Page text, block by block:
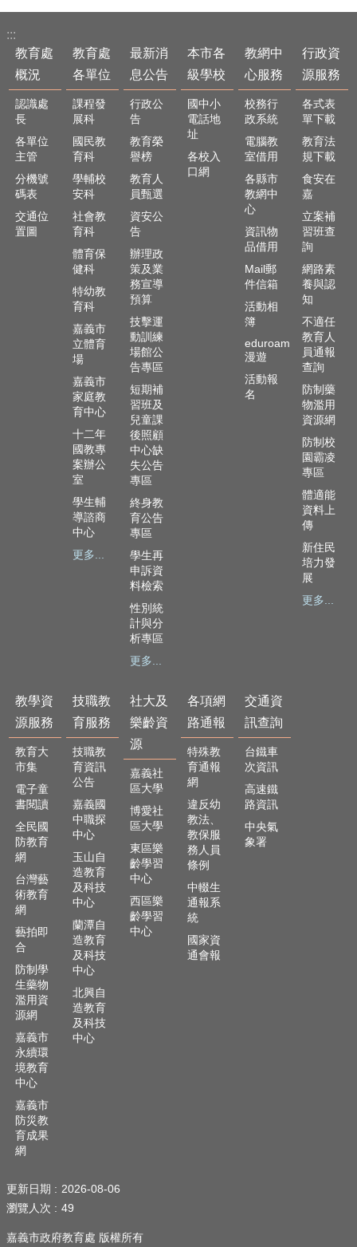
交
通
資
訊
查
詢
回
頁
嘉
義
政
策
:::
教育處
概況
認識處
長
各單位
主管
分機號
碼表
交通位
置圖
教育處
各單位
課程發
展科
國民教
育科
學輔校
安科
社會教
育科
體育保
健科
特幼教
育科
嘉義市
立體育
場
嘉義市
家庭教
育中心
十二年
國教專
案辦公
室
學生輔
導諮商
中心
更多...
最新消
息公告
行政公
告
教育榮
譽榜
教育人
員甄選
資安公
告
辦理政
策及業
務宣導
預算
技擊運
動訓練
場館公
告專區
短期補
習班及
兒童課
後照顧
中心缺
失公告
專區
終身教
育公告
專區
學生再
申訴資
料檢索
性別統
計與分
析專區
更多...
本市各
級學校
國中小
電話地
址
各校入
口網
教網中
心服務
校務行
政系統
電腦教
室借用
各縣市
教網中
心
資訊物
品借用
Mail郵
件信箱
活動相
簿
eduroam
漫遊
活動報
名
行政資
源服務
各式表
單下載
教育法
規下載
食安在
嘉
立案補
習班查
詢
網路素
養與認
知
不適任
教育人
員通報
查詢
防制藥
物濫用
資源網
防制校
園霸凌
專區
體適能
資料上
傳
新住民
培力發
展
更多...
教學資
源服務
教育大
市集
電子童
書閱讀
全民國
防教育
網
台灣藝
術教育
網
藝拍即
合
防制學
生藥物
濫用資
源網
嘉義市
永續環
境教育
中心
嘉義市
防災教
育成果
網
技職教
育服務
技職教
育資訊
公告
嘉義國
中職探
中心
玉山自
造教育
及科技
中心
蘭潭自
造教育
及科技
中心
北興自
造教育
及科技
中心
社大及
樂齡資
源
嘉義社
區大學
博愛社
區大學
東區樂
齡學習
中心
西區樂
齡學習
中心
各項網
路通報
特殊教
育通報
網
違反幼
教法、
教保服
務人員
條例
中輟生
通報系
統
國家資
通會報
交通資
訊查詢
台鐵車
次資訊
高速鐵
路資訊
中央氣
象署
更新日期
2026-08-06
瀏覽人次
49
嘉義市政府教育處 版權所有